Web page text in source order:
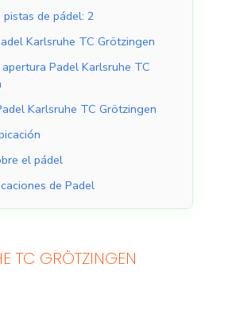
pistas de pádel: 2
Karlsruhe TC Grötzingen
Padel Karlsruhe TC
Karlsruhe TC Grötzingen
el pádel
de Padel
TC GRÖTZINGEN